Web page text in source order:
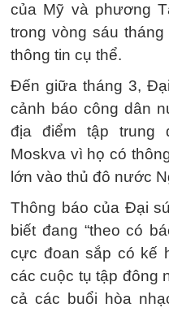
của Mỹ và phương
trong vòng sáu
thông tin cụ thể.
Đến giữa tháng 3,
cảnh báo công dân
địa điểm tập trung
Moskva vì họ có
lớn vào thủ đô nước
Thông báo của Đại
biết đang “theo có
cực đoan sắp có kế
các cuộc tụ tập đông
cả các buổi hòa